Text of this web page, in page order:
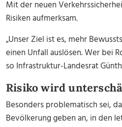
Mit der neuen
Risiken aufmerksam.
„Unser Ziel ist es, mehr
einen Unfall auslösen. Wer bei
so Infrastruktur-Landesrat
Risiko wird
Besonders problematisch sei,
Bevölkerung geben an, in den